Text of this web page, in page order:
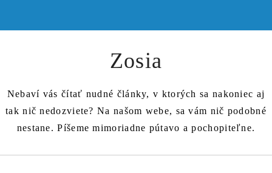
content
Zosia
Nebaví vás čítať nudné články, v ktorých sa nakoniec aj
tak nič nedozviete? Na našom webe, sa vám nič podobné
nestane. Píšeme mimoriadne pútavo a pochopiteľne.